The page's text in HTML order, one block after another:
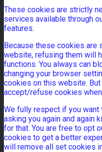
These cookies are strictly
services available through
features.
Because these cookies are
website, refusing them will
functions. You always can
changing your browser
cookies on this website.
accept/refuse cookies
We fully respect if you
asking you again and again
for that. You are free to opt
cookies to get a better
will remove all set cookies